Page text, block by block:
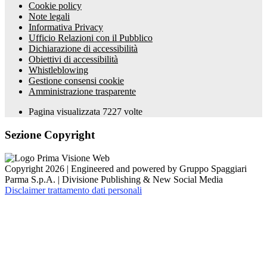
Cookie policy
Note legali
Informativa Privacy
Ufficio Relazioni con il Pubblico
Dichiarazione di accessibilità
Obiettivi di accessibilità
Whistleblowing
Gestione consensi cookie
Amministrazione trasparente
Pagina visualizzata 7227 volte
Sezione Copyright
Copyright 2026 | Engineered and powered by Gruppo Spaggiari
Parma S.p.A. | Divisione Publishing & New Social Media
Disclaimer trattamento dati personali